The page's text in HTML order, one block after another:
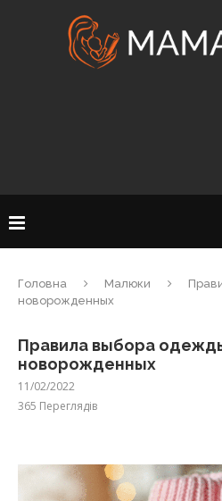
Головна Малюки
новорожденных
Правила выбора
новорожденных
11/02/2022
365 Переглядів